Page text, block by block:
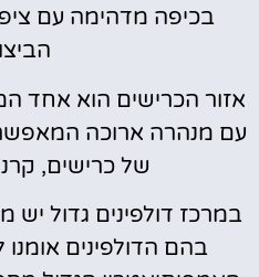
בכיפה מדהימה עם
אזור הכרישים הוא אחד
של כרישים,
במרכז דולפינים גדול יש
בהם הדולפינים